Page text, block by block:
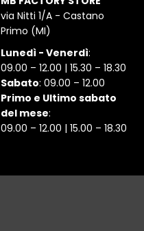
via Nitti 1/A - Castano
Primo (MI)
Lunedì - Venerdì:
09.00 – 12.00 | 15.30 – 18.30
Sabato: 09.00 – 12.00
Primo e Ultimo sabato
del mese:
09.00 – 12.00 | 15.00 – 18.30